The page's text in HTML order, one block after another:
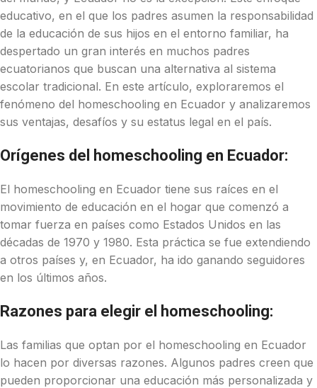
educativo, en el que los padres asumen la responsabilidad
de la educación de sus hijos en el entorno familiar, ha
despertado un gran interés en muchos padres
ecuatorianos que buscan una alternativa al sistema
escolar tradicional. En este artículo, exploraremos el
fenómeno del homeschooling en Ecuador y analizaremos
sus ventajas, desafíos y su estatus legal en el país.
Orígenes del homeschooling en Ecuador:
El homeschooling en Ecuador tiene sus raíces en el
movimiento de educación en el hogar que comenzó a
tomar fuerza en países como Estados Unidos en las
décadas de 1970 y 1980. Esta práctica se fue extendiendo
a otros países y, en Ecuador, ha ido ganando seguidores
en los últimos años.
Razones para elegir el homeschooling:
Las familias que optan por el homeschooling en Ecuador
lo hacen por diversas razones. Algunos padres creen que
pueden proporcionar una educación más personalizada y